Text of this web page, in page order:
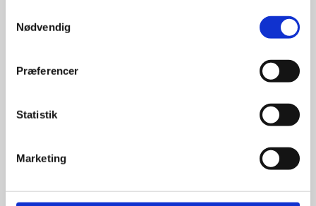
Nødvendig
Præferencer
Statistik
Marketing
idé til et konkret produkt, eller et